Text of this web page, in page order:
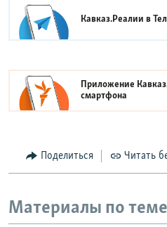
Кавказ.Реалии в
Приложение
смартфона
Поделиться Читать
Материалы по теме